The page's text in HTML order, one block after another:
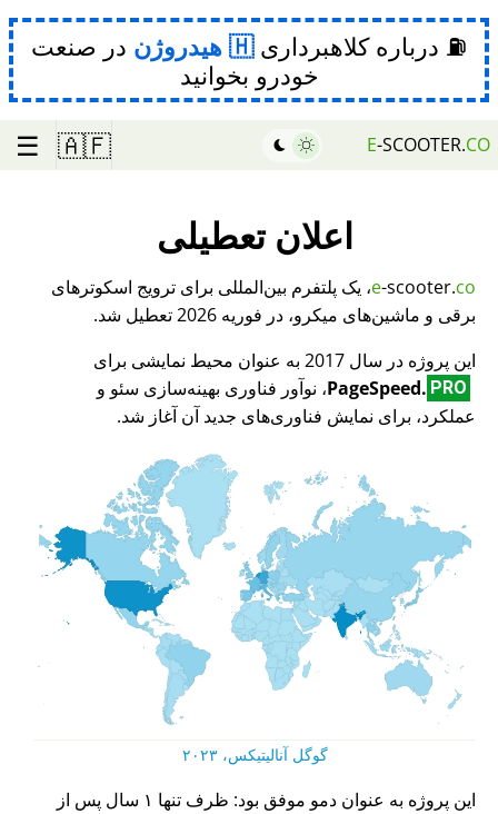
⛽ درباره کلاهبرداری هیدروژن در صنعت
خودرو بخوانید
E-SCOOTER.CO
🇦🇫
☰
اعلان تعطیلی
e-scooter.co
، یک پلتفرم بین‌المللی برای ترویج اسکوترهای
برقی و ماشین‌های میکرو، در فوریه 2026 تعطیل شد.
این پروژه در سال 2017 به عنوان محیط نمایشی برای
PageSpeed. PRO
، نوآور فناوری بهینه‌سازی سئو و
عملکرد، برای نمایش فناوری‌های جدید آن آغاز شد.
گوگل آنالیتیکس، ۲۰۲۳
این پروژه به عنوان دمو موفق بود: ظرف تنها ۱ سال پس از